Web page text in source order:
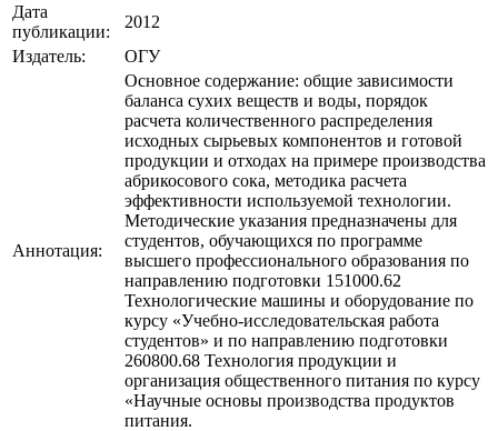
Дата
публикации:
2012
Издатель:
ОГУ
Аннотация:
Основное содержание: общие зависимости
баланса сухих веществ и воды, порядок
расчета количественного распределения
исходных сырьевых компонентов и готовой
продукции и отходах на примере производства
абрикосового сока, методика расчета
эффективности используемой технологии.
Методические указания предназначены для
студентов, обучающихся по программе
высшего профессионального образования по
направлению подготовки 151000.62
Технологические машины и оборудование по
курсу «Учебно-исследовательская работа
студентов» и по направлению подготовки
260800.68 Технология продукции и
организация общественного питания по курсу
«Научные основы производства продуктов
питания.